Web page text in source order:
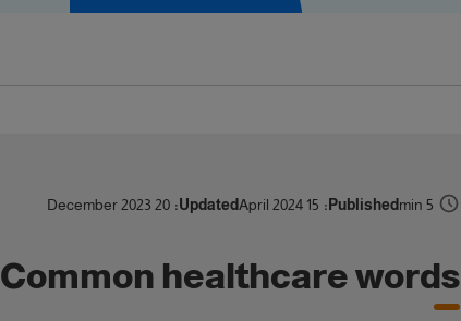
5 min
Published:
15 April 2024
Updated:
20 December 2023
Common healthcare words